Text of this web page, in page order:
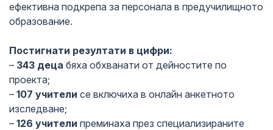
ефективна подкрепа за персонала в предучилищното
образование.
Постигнати резултати в цифри:
– 343 деца бяха обхванати от дейностите по
проекта;
– 107 учители се включиха в онлайн анкетното
изследване;
– 126 учители преминаха през специализираните